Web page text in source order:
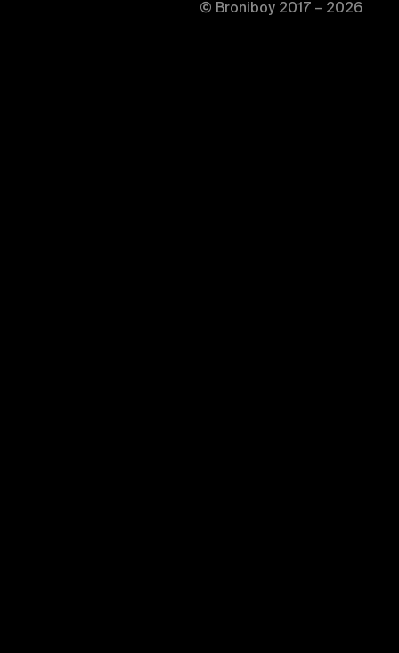
© Broniboy 2017 – 2026